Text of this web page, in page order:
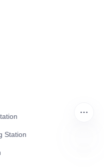
Station